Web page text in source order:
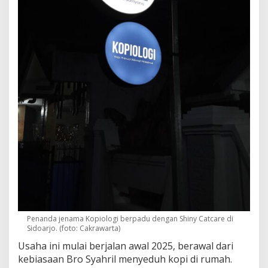
Penanda jenama Kopiologi berpadu dengan Shiny Catcare di
Sidoarjo. (foto: Cakrawarta)
Usaha ini mulai berjalan awal 2025, berawal dari
kebiasaan Bro Syahril menyeduh kopi di rumah.